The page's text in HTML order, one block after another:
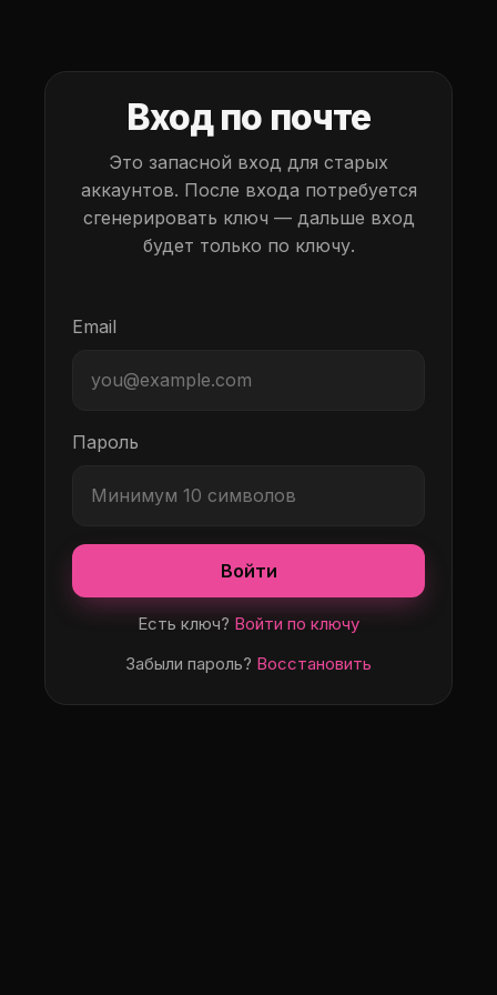
Вход по почте
Это запасной вход для старых
аккаунтов. После входа потребуется
сгенерировать ключ — дальше вход
будет только по ключу.
Email
Пароль
Войти
Есть ключ? Войти по ключу
Забыли пароль? Восстановить